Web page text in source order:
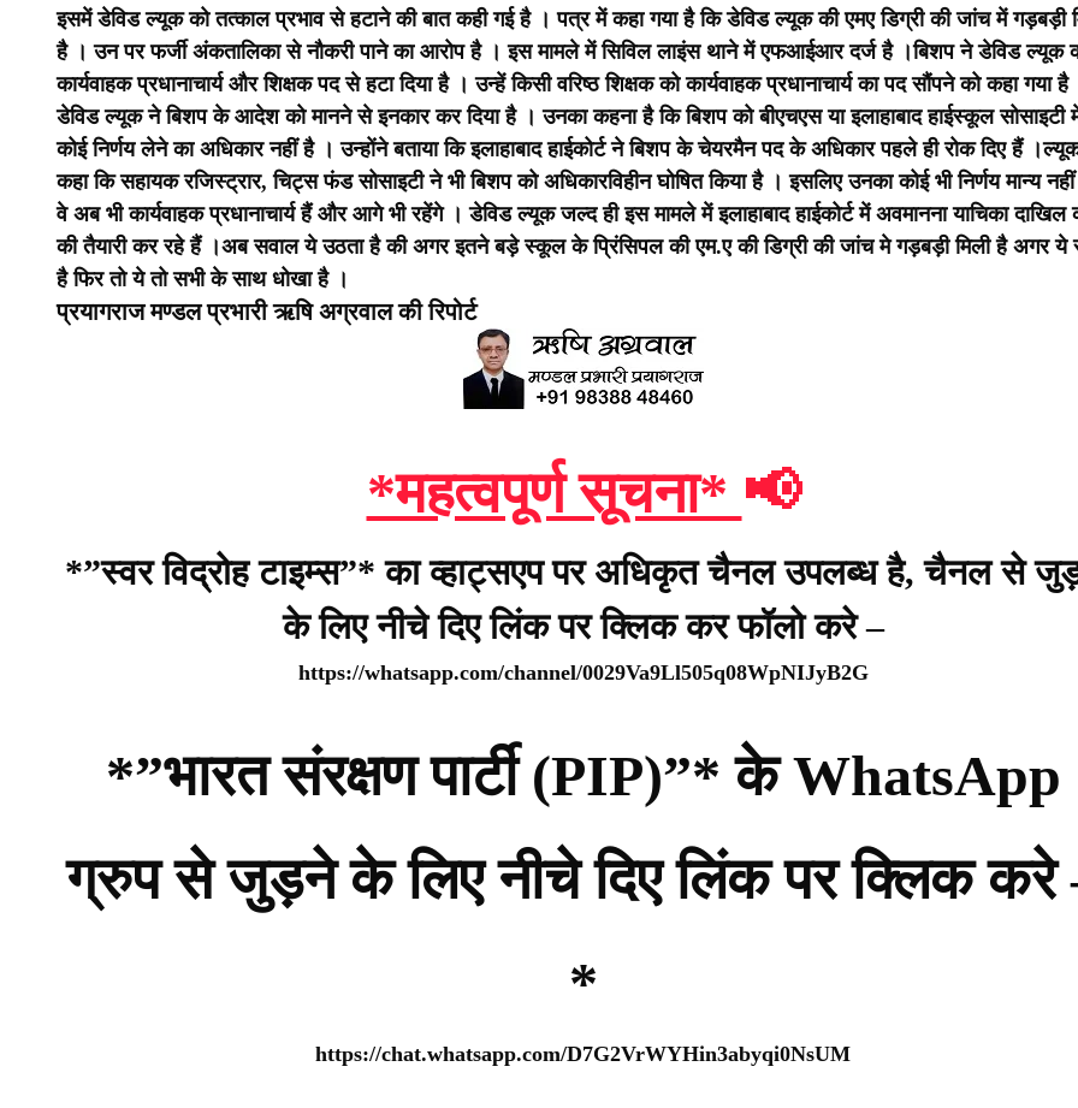
इसमें डेविड ल्यूक को तत्काल प्रभाव से हटाने की बात कही गई है । पत्र में कहा गया है कि डेविड ल्यूक की एमए डिग्री की जांच में गड़बड़ी
है । उन पर फर्जी अंकतालिका से नौकरी पाने का आरोप है । इस मामले में सिविल लाइंस थाने में एफआईआर दर्ज है ।बिशप ने डेविड ल्यूक
कार्यवाहक प्रधानाचार्य और शिक्षक पद से हटा दिया है । उन्हें किसी वरिष्ठ शिक्षक को कार्यवाहक प्रधानाचार्य का पद सौंपने को कहा गया है
डेविड ल्यूक ने बिशप के आदेश को मानने से इनकार कर दिया है । उनका कहना है कि बिशप को बीएचएस या इलाहाबाद हाईस्कूल सोसाइटी
कोई निर्णय लेने का अधिकार नहीं है । उन्होंने बताया कि इलाहाबाद हाईकोर्ट ने बिशप के चेयरमैन पद के अधिकार पहले ही रोक दिए हैं ।
कहा कि सहायक रजिस्ट्रार, चिट्स फंड सोसाइटी ने भी बिशप को अधिकारविहीन घोषित किया है । इसलिए उनका कोई भी निर्णय मान्य
वे अब भी कार्यवाहक प्रधानाचार्य हैं और आगे भी रहेंगे । डेविड ल्यूक जल्द ही इस मामले में इलाहाबाद हाईकोर्ट में अवमानना याचिका दाखिल
की तैयारी कर रहे हैं ।अब सवाल ये उठता है की अगर इतने बड़े स्कूल के प्रिंसिपल की एम.ए की डिग्री की जांच मे गड़बड़ी मिली है अगर ये
है फिर तो ये तो सभी के साथ धोखा है ।
प्रयागराज मण्डल प्रभारी ऋषि अग्रवाल की रिपोर्ट
*महत्वपूर्ण सूचना* 📢
*”स्वर विद्रोह टाइम्स”* का व्हाट्सएप पर अधिकृत चैनल उपलब्ध है, चैनल से
के लिए नीचे दिए लिंक पर क्लिक कर फॉलो करे –
https://whatsapp.com/channel/0029Va9Ll505q08WpNIJyB2G
*”भारत संरक्षण पार्टी (PIP)”* के WhatsApp
ग्रुप से जुड़ने के लिए नीचे दिए लिंक पर क्लिक करे
*
https://chat.whatsapp.com/D7G2VrWYHin3abyqi0NsUM